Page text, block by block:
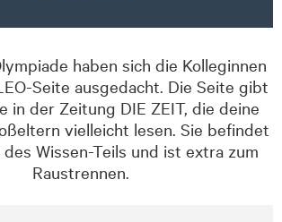
haben sich die Kolleginnen
Seite ausgedacht. Die Seite gibt
in der Zeitung DIE ZEIT, die deine
vielleicht lesen. Sie befindet
Wissen-Teils und ist extra zum
Raustrennen.